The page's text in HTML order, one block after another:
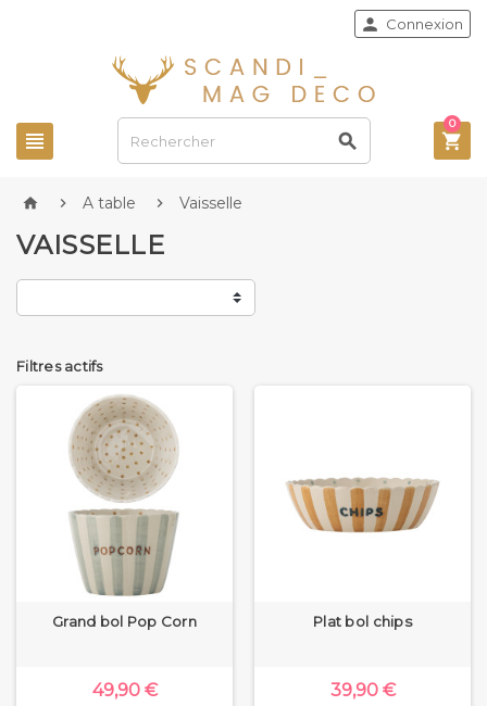
 
 Connexion

0
  A table  Vaisselle
VAISSELLE
Filtres actifs
Grand bol Pop Corn
49,90 €
Plat bol chips
39,90 €